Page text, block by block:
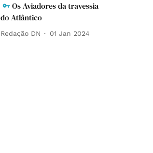
Os Aviadores da travessia
do Atlântico
Redação DN 01 Jan 2024